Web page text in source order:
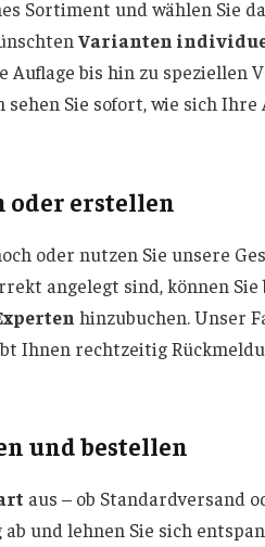
Sortiment und wählen Sie
Varianten
bis hin zu speziellen
Sie sofort, wie sich Ihre
oder erstellen
oder nutzen Sie unsere
angelegt sind, können
hinzubuchen. Unser
Ihnen rechtzeitig
und bestellen
aus – ob Standardversand
und lehnen Sie sich